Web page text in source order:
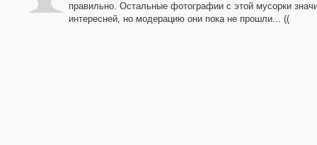
правильно. Остальные фотографии с этой мусорки
интересней, но модерацию они пока не прошли... ((